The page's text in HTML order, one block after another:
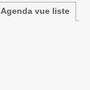
Agenda vue liste